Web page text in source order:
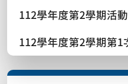
112學年度第2學期活
112學年度第2學期第